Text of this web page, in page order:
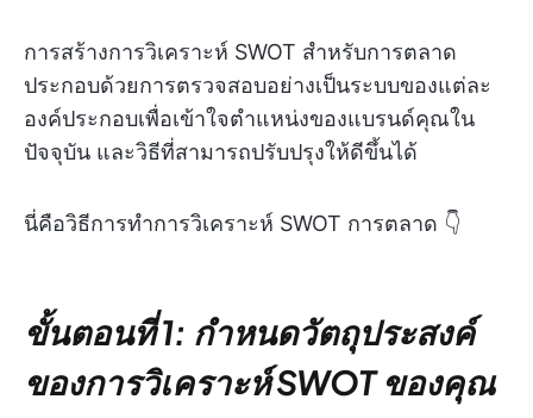
การสร้างการวิเคราะห์ SWOT สำหรับการตลาด
ประกอบด้วยการตรวจสอบอย่างเป็นระบบของแต่ละ
องค์ประกอบเพื่อเข้าใจตำแหน่งของแบรนด์คุณใน
ปัจจุบัน และวิธีที่สามารถปรับปรุงให้ดีขึ้นได้
นี่คือวิธีการทำการวิเคราะห์ SWOT การตลาด 👇
ขั้นตอนที่ 1: กำหนดวัตถุประสงค์
ของการวิเคราะห์ SWOT ของคุณ